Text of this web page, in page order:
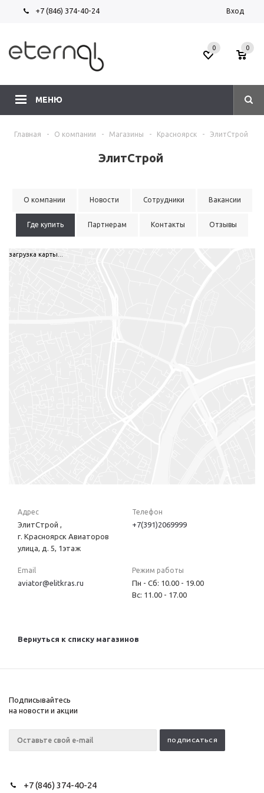
+7 (846) 374-40-24 Вход
МЕНЮ
0 0
Главная - О компании - Магазины - Красноярск - ЭлитСтрой
ЭлитСтрой
О компании Новости Сотрудники Вакансии
Где купить Партнерам Контакты Отзывы
загрузка карты...
Адрес
ЭлитСтрой ,
г. Красноярск Авиаторов
улица, д. 5, 1этаж
Телефон
+7(391)2069999
Email
aviator@elitkras.ru
Режим работы
Пн - Сб: 10.00 - 19.00
Вс: 11.00 - 17.00
Вернуться к списку магазинов
Подписывайтесь
на новости и акции
+7 (846) 374-40-24